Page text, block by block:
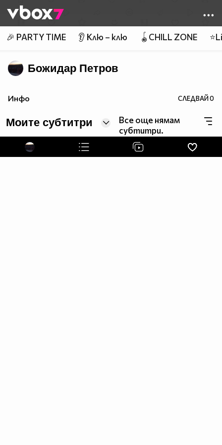
👾
🎉 PARTY TIME 👂 Клю – клю 🪀CHILL ZONE
Божидар Петров
Инфо СЛЕДВАЙ0
Моите субтитри
Все още нямам
субтитри.